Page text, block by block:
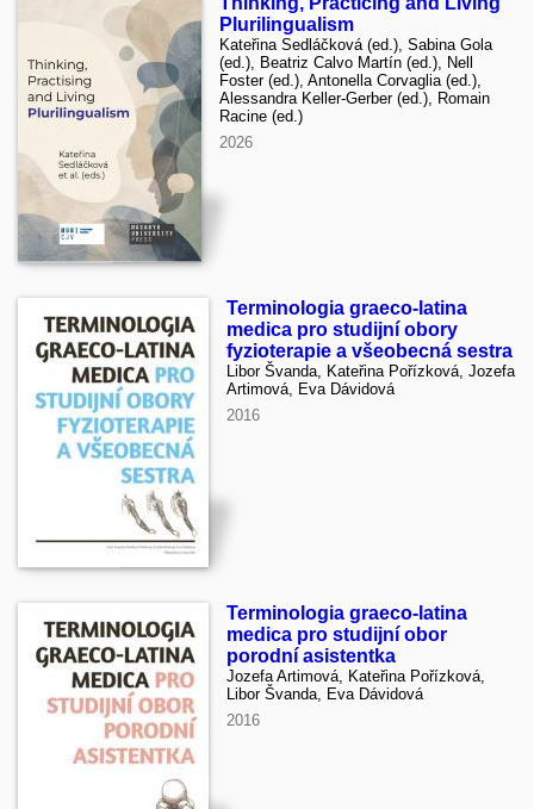
Plurilingualism
Kateřina Sedláčková (ed.), Sabina Gola
(ed.), Beatriz Calvo Martín (ed.), Nell
Foster (ed.), Antonella Corvaglia (ed.),
Alessandra Keller-Gerber (ed.), Romain
Racine (ed.)
2026
Terminologia graeco-latina
medica pro studijní obory
fyzioterapie a všeobecná sestra
Libor Švanda, Kateřina Pořízková, Jozefa
Artimová, Eva Dávidová
2016
Terminologia graeco-latina
medica pro studijní obor
porodní asistentka
Jozefa Artimová, Kateřina Pořízková,
Libor Švanda, Eva Dávidová
2016